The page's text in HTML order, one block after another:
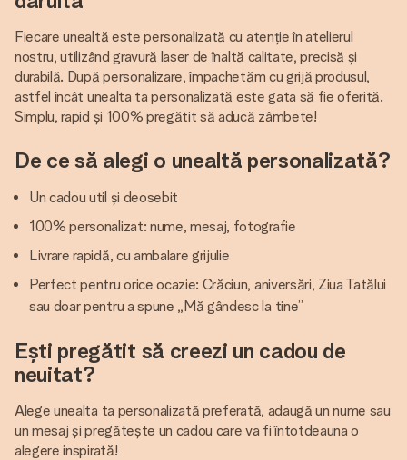
Fiecare unealtă este personalizată cu atenție în atelierul
nostru, utilizând gravură laser de înaltă calitate, precisă și
durabilă. După personalizare, împachetăm cu grijă produsul,
astfel încât unealta ta personalizată este gata să fie oferită.
Simplu, rapid și 100% pregătit să aducă zâmbete!
De ce să alegi o unealtă personalizată?
Un cadou util și deosebit
100% personalizat: nume, mesaj, fotografie
Livrare rapidă, cu ambalare grijulie
Perfect pentru orice ocazie: Crăciun, aniversări, Ziua Tatălui
sau doar pentru a spune „Mă gândesc la tine”
Ești pregătit să creezi un cadou de
neuitat?
Alege unealta ta personalizată preferată, adaugă un nume sau
un mesaj și pregătește un cadou care va fi întotdeauna o
alegere inspirată!